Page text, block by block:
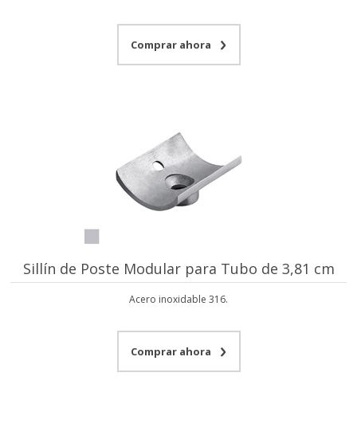
Comprar ahora
Sillín de Poste Modular para Tubo de 3,81 cm
Acero inoxidable 316.
Comprar ahora